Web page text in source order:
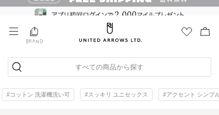
BRAND
すべての商品から探す
#コットン 洗濯機洗い可 #スッキリ ユニセックス #アクセント シンプ